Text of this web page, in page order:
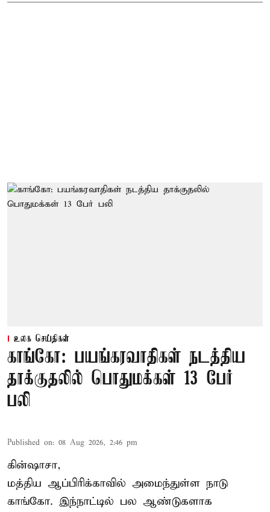
உலக செய்திகள்
காங்கோ: பயங்கரவாதிகள் நடத்திய
தாக்குதலில் பொதுமக்கள் 13 பேர்
பலி
Published on: 08 Aug 2026, 2:46 pm
கின்ஷாசா,
மத்திய ஆப்பிரிக்காவில் அமைந்துள்ள நாடு
காங்கோ. இந்நாட்டில் பல ஆண்டுகளாக